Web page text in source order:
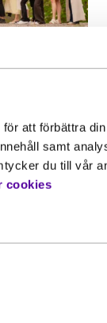
att förbättra din
samt
du till vår
cookies
dags
passar
för att
här
innebär att du